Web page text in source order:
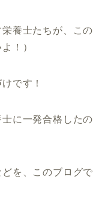
栄養士たちが、この
！）
です！
に一発合格したの
を、このブログで